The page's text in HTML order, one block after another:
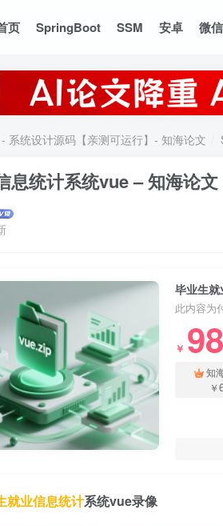
页 SpringBoot SSM 安卓 微
系统设计源码【亲测可运行】- 知海论文
息统计系统vue – 知海论文
毕业生
此内容为
￥ 98
知
￥
就业信息统计系统vue录像